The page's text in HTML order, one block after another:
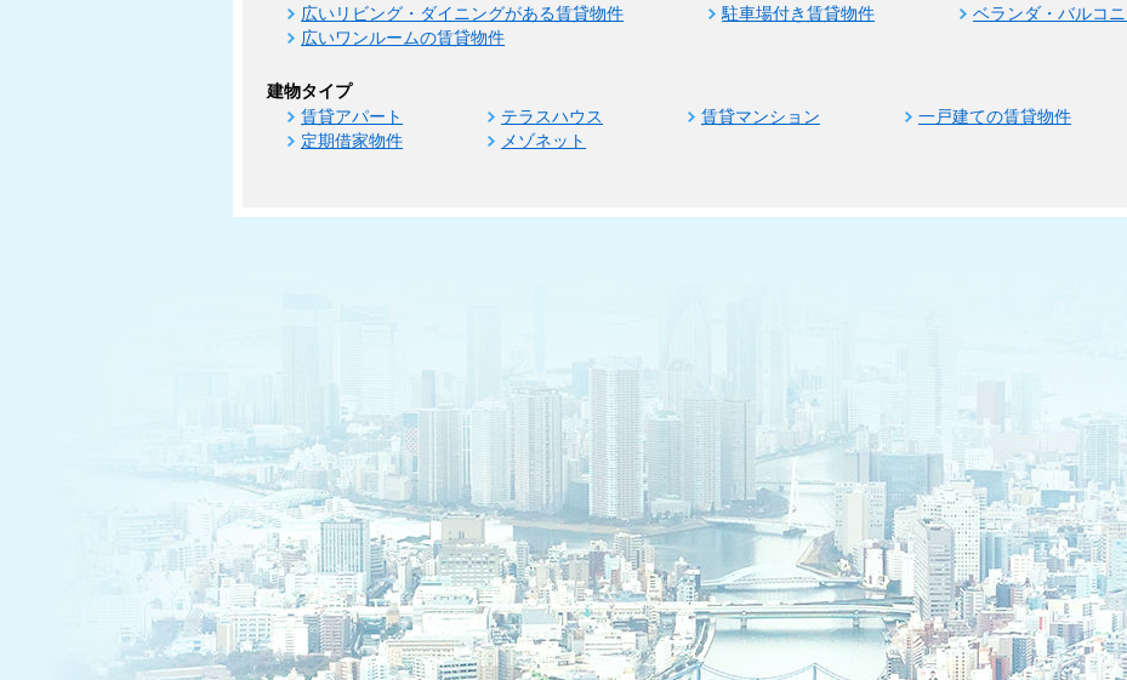
広いリビング・ダイニングがある賃貸物件
駐車場付き賃貸物件
ベランダ・バルコ
広いワンルームの賃貸物件
建物タイプ
賃貸アパート テラスハウス 賃貸マンション 一戸建ての賃貸物件
定期借家物件
メゾネット